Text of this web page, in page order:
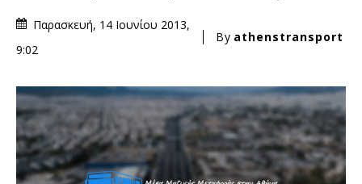
Παρασκευή, 14 Ιουνίου 2013,
9:02
By athenstransport